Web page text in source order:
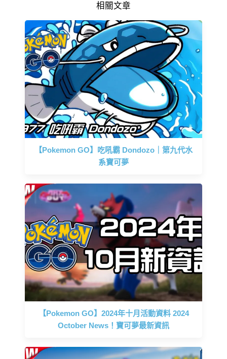
相關文章
【Pokemon GO】吃吼霸 Dondozo｜第九代水
系寶可夢
【Pokemon GO】2024年十月活動資料 2024
October News！寶可夢最新資訊